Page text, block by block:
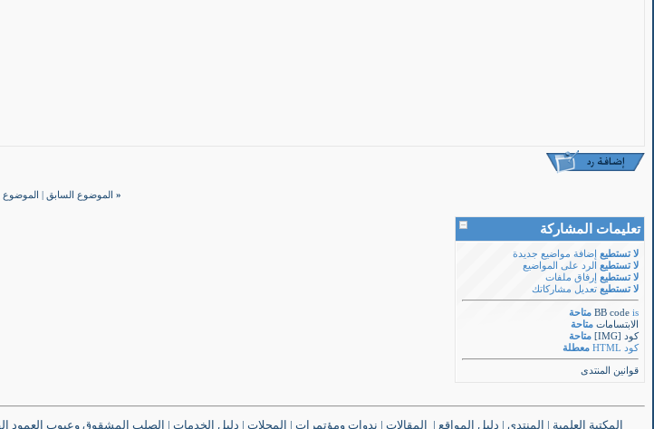
« الموضوع السابق الموضوع
تعليمات المشاركة
لا تستطيع إضافة مواضيع جديدة
لا تستطيع الرد على المواضيع
لا تستطيع إرفاق ملفات
لا تستطيع تعديل مشاركاتك
BB code is
متاحة
الابتسامات متاحة
كود [IMG]
متاحة
كود HTML
معطلة
قوانين المنتدى
المكتبة العلمية | المنتدى | دليل المواقع | المقالات | ندوات ومؤتمرات | المجلات | دليل الخدمات | الصلب المشقوق وعيوب العمود